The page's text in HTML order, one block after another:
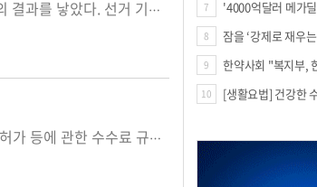
제 41대 대한약사회장 선거는 일반적인 예상을 깨고 권영희 후보의 당선이라는 다소 의외의 결과를 낳았다. 선거 기간중 불거진 무자격자 의약품판매라는 대형 악재를 극복하고 막판뒤집기를 보여준 권...
식약처는 신속한 신약 개발을 지원하기 위해 수익자부담 원칙을 적용한 내용의 ‘의약품 등 허가 등에 관한 수수료 규정’ 개정안을 지난 9월 행정예고했다. 개정안은 내년 1월 본격 시행...
7
8
9
10